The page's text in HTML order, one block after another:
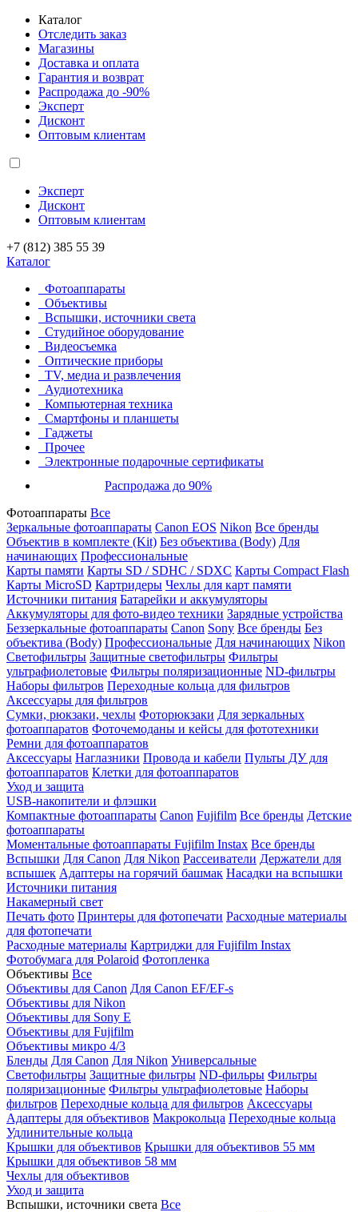
Каталог
Отследить заказ
Магазины
Доставка и оплата
Гарантия и возврат
Распродажа до -90%
Эксперт
Дисконт
Оптовым клиентам
Эксперт
Дисконт
Оптовым клиентам
+7 (812) 385 55 39
Каталог
Фотоаппараты
Объективы
Вспышки, источники света
Студийное оборудование
Видеосъемка
Оптические приборы
TV, медиа и развлечения
Аудиотехника
Компьютерная техника
Смартфоны и планшеты
Гаджеты
Прочее
Электронные подарочные сертификаты
Распродажа до 90%
Фотоаппараты Все
Зеркальные фотоаппараты Canon EOS Nikon Все бренды
Объектив в комплекте (Kit) Без объектива (Body) Для
начинающих Профессиональные
Карты памяти Карты SD / SDHC / SDXC Карты Compact Flash
Карты MicroSD Картридеры Чехлы для карт памяти
Источники питания Батарейки и аккумуляторы
Аккумуляторы для фото-видео техники Зарядные устройства
Беззеркальные фотоаппараты Canon Sony Все бренды Без
объектива (Body) Профессиональные Для начинающих Nikon
Светофильтры Защитные светофильтры Фильтры
ультрафиолетовые Фильтры поляризационные ND-фильтры
Наборы фильтров Переходные кольца для фильтров
Аксессуары для фильтров
Сумки, рюкзаки, чехлы Фоторюкзаки Для зеркальных
фотоаппаратов Фоточемоданы и кейсы для фототехники
Ремни для фотоаппаратов
Аксессуары Наглазники Провода и кабели Пульты ДУ для
фотоаппаратов Клетки для фотоаппаратов
Уход и защита
USB-накопители и флэшки
Компактные фотоаппараты Canon Fujifilm Все бренды Детские
фотоаппараты
Моментальные фотоаппараты Fujifilm Instax Все бренды
Вспышки Для Canon Для Nikon Рассеиватели Держатели для
вспышек Адаптеры на горячий башмак Насадки на вспышки
Источники питания
Накамерный свет
Печать фото Принтеры для фотопечати Расходные материалы
для фотопечати
Расходные материалы Картриджи для Fujifilm Instax
Фотобумага для Polaroid Фотопленка
Объективы Все
Объективы для Canon Для Canon EF/EF-s
Объективы для Nikon
Объективы для Sony E
Объективы для Fujifilm
Объективы микро 4/3
Бленды Для Canon Для Nikon Универсальные
Светофильтры Защитные фильтры ND-фильры Фильтры
поляризационные Фильтры ультрафиолетовые Наборы
фильтров Переходные кольца для фильтров Аксессуары
Адаптеры для объективов Макрокольца Переходные кольца
Удлинительные кольца
Крышки для объективов Крышки для объективов 55 мм
Крышки для объективов 58 мм
Чехлы для объективов
Уход и защита
Вспышки, источники света Все